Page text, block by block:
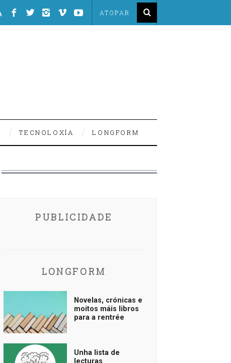
TECNOLOXÍA LONGFORM
PUBLICIDADE
LONGFORM
Novelas, crónicas e
moitos máis libros
para a rentrée
Unha lista de
lecturas